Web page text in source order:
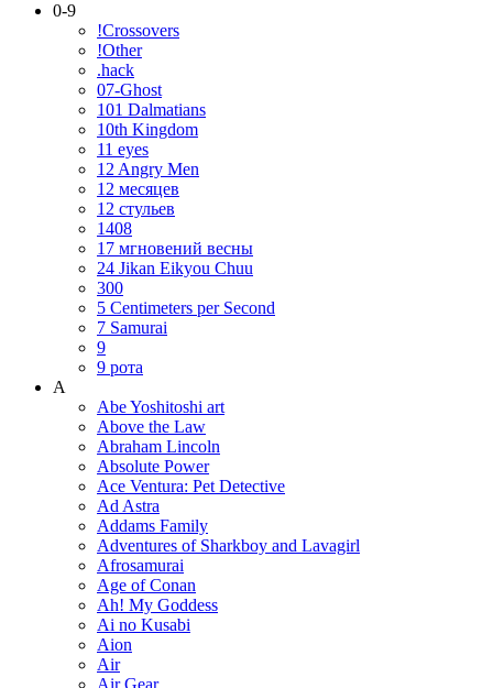
0-9
!Crossovers
!Other
.hack
07-Ghost
101 Dalmatians
10th Kingdom
11 eyes
12 Angry Men
12 месяцев
12 стульев
1408
17 мгновений весны
24 Jikan Eikyou Chuu
300
5 Centimeters per Second
7 Samurai
9
9 рота
A
Abe Yoshitoshi art
Above the Law
Abraham Lincoln
Absolute Power
Ace Ventura: Pet Detective
Ad Astra
Addams Family
Adventures of Sharkboy and Lavagirl
Afrosamurai
Age of Conan
Ah! My Goddess
Ai no Kusabi
Aion
Air
Air Gear